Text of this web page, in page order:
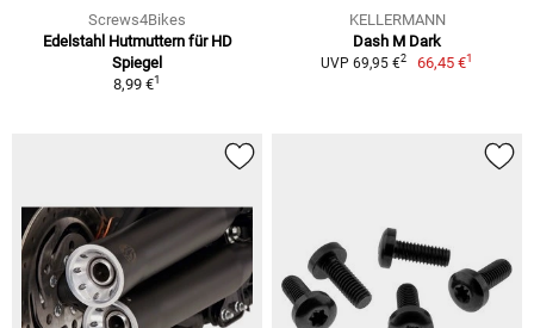
Screws4Bikes
Edelstahl Hutmuttern für HD
Spiegel
8,99 €1
KELLERMANN
Dash M Dark
UVP 69,95 €2 66,45 €1